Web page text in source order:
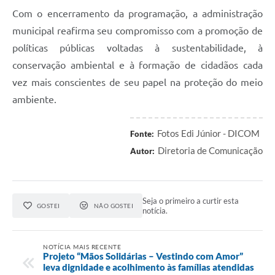
Com o encerramento da programação, a administração
municipal reafirma seu compromisso com a promoção de
políticas públicas voltadas à sustentabilidade, à
conservação ambiental e à formação de cidadãos cada
vez mais conscientes de seu papel na proteção do meio
ambiente.
Fonte: Fotos Edi Júnior - DICOM
Autor: Diretoria de Comunicação
GOSTEI NÃO GOSTEI
Seja o primeiro a curtir esta
notícia.
NOTÍCIA MAIS RECENTE
Projeto “Mãos Solidárias – Vestindo com Amor”
leva dignidade e acolhimento às famílias atendidas